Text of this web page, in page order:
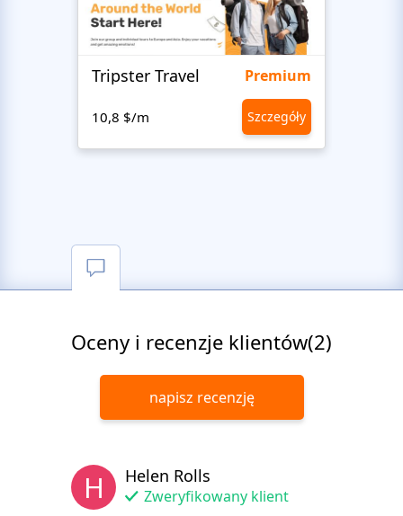
Tripster Travel Premium
10,8 $/m Szczegóły
Oceny i recenzje klientów(2)
napisz recenzję
H Helen Rolls
Zweryfikowany klient